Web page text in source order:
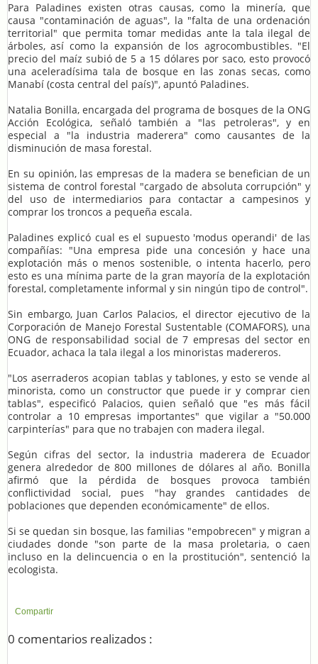
Para Paladines existen otras causas, como la minería, que
causa "contaminación de aguas", la "falta de una ordenación
territorial" que permita tomar medidas ante la tala ilegal de
árboles, así como la expansión de los agrocombustibles. "El
precio del maíz subió de 5 a 15 dólares por saco, esto provocó
una aceleradísima tala de bosque en las zonas secas, como
Manabí (costa central del país)", apuntó Paladines.
Natalia Bonilla, encargada del programa de bosques de la ONG
Acción Ecológica, señaló también a "las petroleras", y en
especial a "la industria maderera" como causantes de la
disminución de masa forestal.
En su opinión, las empresas de la madera se benefician de un
sistema de control forestal "cargado de absoluta corrupción" y
del uso de intermediarios para contactar a campesinos y
comprar los troncos a pequeña escala.
Paladines explicó cual es el supuesto 'modus operandi' de las
compañías: "Una empresa pide una concesión y hace una
explotación más o menos sostenible, o intenta hacerlo, pero
esto es una mínima parte de la gran mayoría de la explotación
forestal, completamente informal y sin ningún tipo de control".
Sin embargo, Juan Carlos Palacios, el director ejecutivo de la
Corporación de Manejo Forestal Sustentable (COMAFORS), una
ONG de responsabilidad social de 7 empresas del sector en
Ecuador, achaca la tala ilegal a los minoristas madereros.
"Los aserraderos acopian tablas y tablones, y esto se vende al
minorista, como un constructor que puede ir y comprar cien
tablas", especificó Palacios, quien señaló que "es más fácil
controlar a 10 empresas importantes" que vigilar a "50.000
carpinterías" para que no trabajen con madera ilegal.
Según cifras del sector, la industria maderera de Ecuador
genera alrededor de 800 millones de dólares al año. Bonilla
afirmó que la pérdida de bosques provoca también
conflictividad social, pues "hay grandes cantidades de
poblaciones que dependen económicamente" de ellos.
Si se quedan sin bosque, las familias "empobrecen" y migran a
ciudades donde "son parte de la masa proletaria, o caen
incluso en la delincuencia o en la prostitución", sentenció la
ecologista.
Compartir
0 comentarios realizados :